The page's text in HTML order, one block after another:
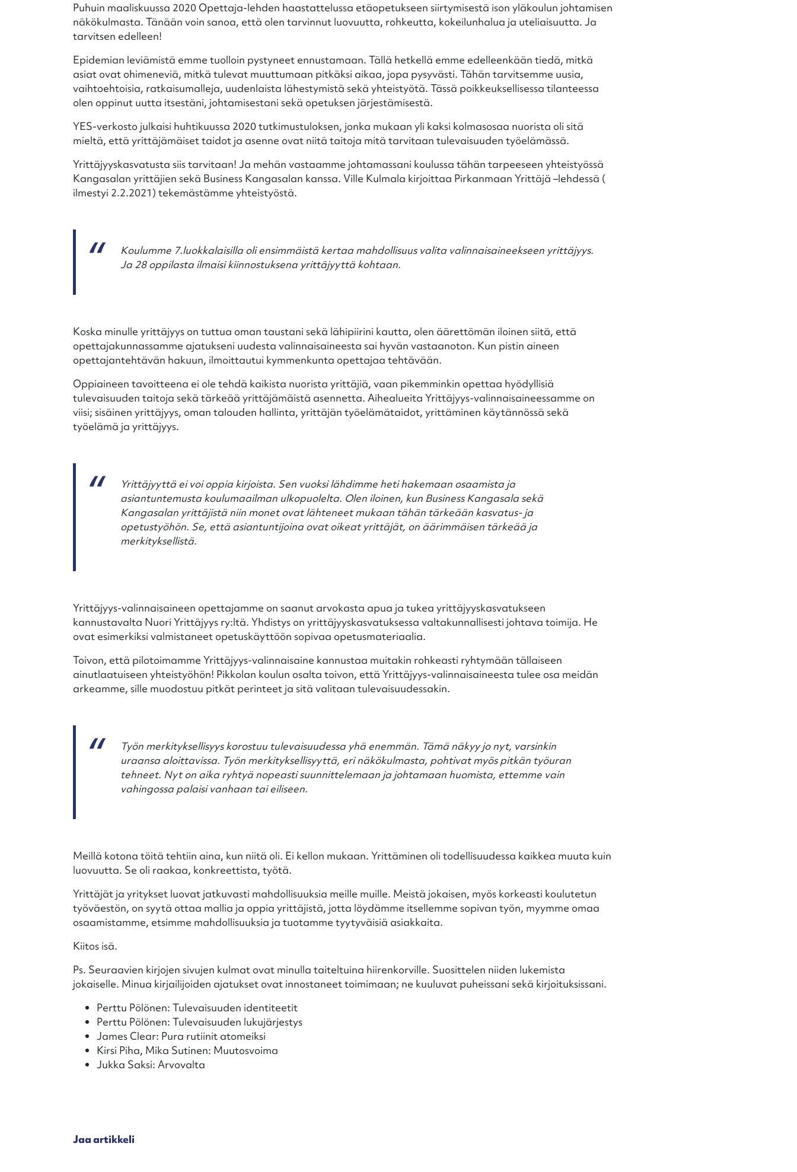
Puhuin maaliskuussa 2020 Opettaja-lehden haastattelussa etäopetukseen siirtymisestä ison yläkoulun johtamisen
näkökulmasta. Tänään voin sanoa, että olen tarvinnut luovuutta, rohkeutta, kokeilunhalua ja uteliaisuutta. Ja
tarvitsen edelleen!
Epidemian leviämistä emme tuolloin pystyneet ennustamaan. Tällä hetkellä emme edelleenkään tiedä, mitkä
asiat ovat ohimeneviä, mitkä tulevat muuttumaan pitkäksi aikaa, jopa pysyvästi. Tähän tarvitsemme uusia,
vaihtoehtoisia, ratkaisumalleja, uudenlaista lähestymistä sekä yhteistyötä. Tässä poikkeuksellisessa tilanteessa
olen oppinut uutta itsestäni, johtamisestani sekä opetuksen järjestämisestä.
YES-verkosto julkaisi huhtikuussa 2020 tutkimustuloksen, jonka mukaan yli kaksi kolmasosaa nuorista oli sitä
mieltä, että yrittäjämäiset taidot ja asenne ovat niitä taitoja mitä tarvitaan tulevaisuuden työelämässä.
Yrittäjyyskasvatusta siis tarvitaan! Ja mehän vastaamme johtamassani koulussa tähän tarpeeseen yhteistyössä
Kangasalan yrittäjien sekä Business Kangasalan kanssa. Ville Kulmala kirjoittaa Pirkanmaan Yrittäjä –lehdessä (
ilmestyi 2.2.2021) tekemästämme yhteistyöstä.
Koulumme 7.luokkalaisilla oli ensimmäistä kertaa mahdollisuus valita valinnaisaineekseen yrittäjyys.
Ja 28 oppilasta ilmaisi kiinnostuksena yrittäjyyttä kohtaan.
Koska minulle yrittäjyys on tuttua oman taustani sekä lähipiirini kautta, olen äärettömän iloinen siitä, että
opettajakunnassamme ajatukseni uudesta valinnaisaineesta sai hyvän vastaanoton. Kun pistin aineen
opettajantehtävän hakuun, ilmoittautui kymmenkunta opettajaa tehtävään.
Oppiaineen tavoitteena ei ole tehdä kaikista nuorista yrittäjiä, vaan pikemminkin opettaa hyödyllisiä
tulevaisuuden taitoja sekä tärkeää yrittäjämäistä asennetta. Aihealueita Yrittäjyys-valinnaisaineessamme on
viisi; sisäinen yrittäjyys, oman talouden hallinta, yrittäjän työelämätaidot, yrittäminen käytännössä sekä
työelämä ja yrittäjyys.
Yrittäjyyttä ei voi oppia kirjoista. Sen vuoksi lähdimme heti hakemaan osaamista ja
asiantuntemusta koulumaailman ulkopuolelta. Olen iloinen, kun Business Kangasala sekä
Kangasalan yrittäjistä niin monet ovat lähteneet mukaan tähän tärkeään kasvatus- ja
opetustyöhön. Se, että asiantuntijoina ovat oikeat yrittäjät, on äärimmäisen tärkeää ja
merkityksellistä.
Yrittäjyys-valinnaisaineen opettajamme on saanut arvokasta apua ja tukea yrittäjyyskasvatukseen
kannustavalta Nuori Yrittäjyys ry:ltä. Yhdistys on yrittäjyyskasvatuksessa valtakunnallisesti johtava toimija. He
ovat esimerkiksi valmistaneet opetuskäyttöön sopivaa opetusmateriaalia.
Toivon, että pilotoimamme Yrittäjyys-valinnaisaine kannustaa muitakin rohkeasti ryhtymään tällaiseen
ainutlaatuiseen yhteistyöhön! Pikkolan koulun osalta toivon, että Yrittäjyys-valinnaisaineesta tulee osa meidän
arkeamme, sille muodostuu pitkät perinteet ja sitä valitaan tulevaisuudessakin.
Työn merkityksellisyys korostuu tulevaisuudessa yhä enemmän. Tämä näkyy jo nyt, varsinkin
uraansa aloittavissa. Työn merkityksellisyyttä, eri näkökulmasta, pohtivat myös pitkän työuran
tehneet. Nyt on aika ryhtyä nopeasti suunnittelemaan ja johtamaan huomista, ettemme vain
vahingossa palaisi vanhaan tai eiliseen.
Meillä kotona töitä tehtiin aina, kun niitä oli. Ei kellon mukaan. Yrittäminen oli todellisuudessa kaikkea muuta kuin
luovuutta. Se oli raakaa, konkreettista, työtä.
Yrittäjät ja yritykset luovat jatkuvasti mahdollisuuksia meille muille. Meistä jokaisen, myös korkeasti koulutetun
työväestön, on syytä ottaa mallia ja oppia yrittäjistä, jotta löydämme itsellemme sopivan työn, myymme omaa
osaamistamme, etsimme mahdollisuuksia ja tuotamme tyytyväisiä asiakkaita.
Kiitos isä.
Ps. Seuraavien kirjojen sivujen kulmat ovat minulla taiteltuina hiirenkorville. Suosittelen niiden lukemista
jokaiselle. Minua kirjailijoiden ajatukset ovat innostaneet toimimaan; ne kuuluvat puheissani sekä kirjoituksissani.
Perttu Pölönen: Tulevaisuuden identiteetit
Perttu Pölönen: Tulevaisuuden lukujärjestys
James Clear: Pura rutiinit atomeiksi
Kirsi Piha, Mika Sutinen: Muutosvoima
Jukka Saksi: Arvovalta
Jaa artikkeli